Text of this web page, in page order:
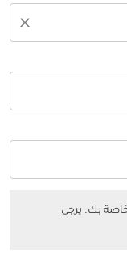
close
بك. يرجى